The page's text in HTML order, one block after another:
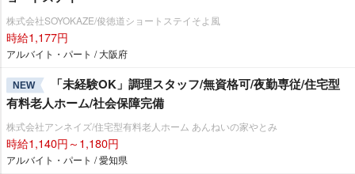
株式会社SOYOKAZE/俊徳道ショートステイそよ風
時給1,177円
アルバイト・パート / 大阪府
NEW
「未経験OK」調理スタッフ/無資格可/夜勤専従/住宅型
有料老人ホーム/社会保障完備
株式会社アンネイズ/住宅型有料老人ホーム あんねいの家やとみ
時給1,140円～1,180円
アルバイト・パート / 愛知県